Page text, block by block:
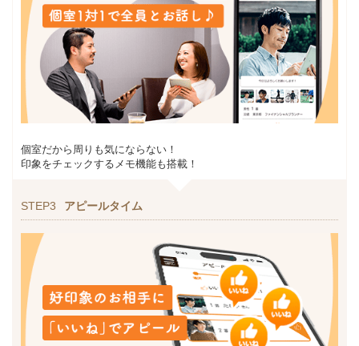
個室だから周りも気にならない！
印象をチェックするメモ機能も搭載！
STEP3 アピールタイム